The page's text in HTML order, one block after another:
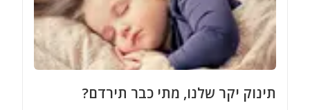
תינוק יקר שלנו, מתי כבר תירדם?